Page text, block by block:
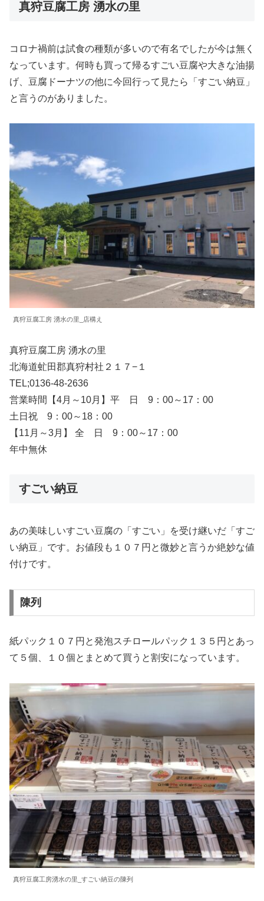
真狩豆腐工房 湧水の里
コロナ禍前は試食の種類が多いので有名でしたが今は無く
なっています。何時も買って帰るすごい豆腐や大きな油揚
げ、豆腐ドーナツの他に今回行って見たら「すごい納豆」
と言うのがありました。
真狩豆腐工房 湧水の里_店構え
真狩豆腐工房 湧水の里
北海道虻田郡真狩村社２１７−１
TEL;0136-48-2636
営業時間【4月～10月】平 日 9：00～17：00
土日祝 9：00～18：00
【11月～3月】 全 日 9：00～17：00
年中無休
すごい納豆
あの美味しいすごい豆腐の「すごい」を受け継いだ「すご
い納豆」です。お値段も１０７円と微妙と言うか絶妙な値
付けです。
陳列
紙パック１０７円と発泡スチロールパック１３５円とあっ
て５個、１０個とまとめて買うと割安になっています。
真狩豆腐工房湧水の里_すごい納豆の陳列